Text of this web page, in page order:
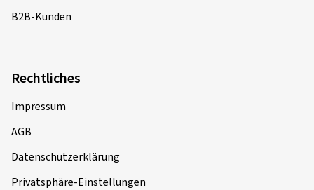
B2B-Kunden
Rechtliches
Impressum
AGB
Datenschutzerklärung
Privatsphäre-Einstellungen